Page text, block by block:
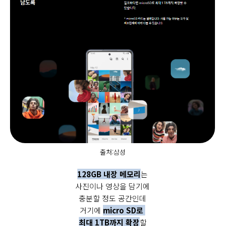
출처:삼성
128GB 내장 메모리는
사진이나 영상을 담기에
충분할 정도 공간인데
거기에 micro SD로
최대 1TB까지 확장할